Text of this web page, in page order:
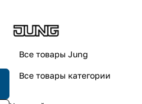
Все товары Jung
Все товары категории